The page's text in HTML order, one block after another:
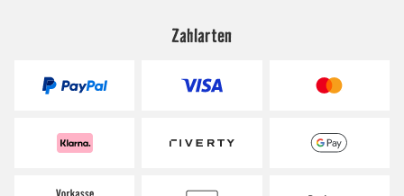
Zahlarten